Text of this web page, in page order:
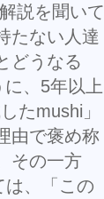
説を聞いて
たない人達
どうなる
、5年以上
たmushi」
由で褒め称
その一方
は、「この